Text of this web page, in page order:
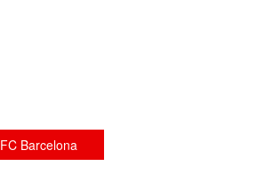
FC Barcelona